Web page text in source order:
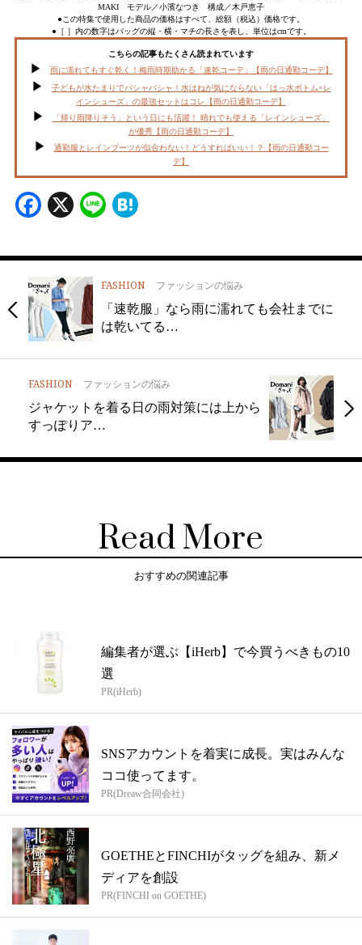
MAKI モデル／小濱なつき 構成／木戸恵子
●この特集で使用した商品の価格はすべて、総額（税込）価格です。
●［ ］内の数字はバッグの縦・横・マチの長さを表し、単位はcmです。
こちらの記事もたくさん読まれています
雨に濡れてもすぐ乾く！梅雨時期助かる「速乾コーデ」【雨の日通勤コーデ】
子どもが水たまりでバシャバシャ！水はねが気にならない「はっ水ボトム×レ
インシューズ」の最強セットはコレ【雨の日通勤コーデ】
「帰り雨降りそう」という日にも活躍！ 晴れでも使える「レインシューズ」
が優秀【雨の日通勤コーデ】
通勤服とレインブーツが似合わない！どうすればいい！？【雨の日通勤コー
デ】
Facebook
X Line
FASHION ファッションの悩み
「速乾服」なら雨に濡れても会社までに
は乾いてる…
FASHION ファッションの悩み
ジャケットを着る日の雨対策には上から
すっぽりア…
Read More
おすすめの関連記事
編集者が選ぶ【iHerb】で今買うべきもの10
選
PR(iHerb)
SNSアカウントを着実に成長。実はみんな
ココ使ってます。
PR(Dreaw合同会社)
GOETHEとFINCHIがタッグを組み、新メ
ディアを創設
PR(FINCHI on GOETHE)